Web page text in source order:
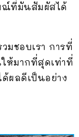
ณ์ที่มันสัมผัสได้
มชอบเรา การที่
ห้มากที่สุดเท่าที่
ด้ผลดีเป็นอย่าง